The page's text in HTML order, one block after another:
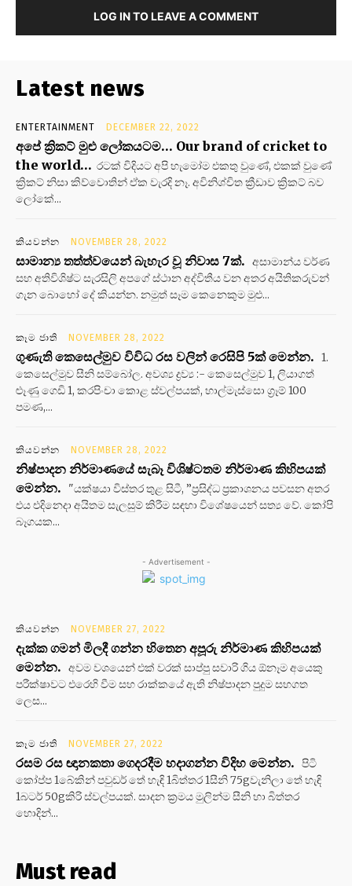
LOG IN TO LEAVE A COMMENT
Latest news
ENTERTAINMENT DECEMBER 22, 2022
අපේ ක්‍රිකට් මුළු ලෝකයටම… Our brand of cricket to
the world… රටක් විදියට අපි හැමෝම එකතු වුණේ, එකක් වුණේ
ක්‍රිකට් නිසා කිව්වොතින් ඒක වැරදි නෑ. අවිනිශ්චිත ක්‍රීඩාව ක්‍රිකට් බව
ලෝකේ...
කියවන්න NOVEMBER 28, 2022
සාමාන්‍ය තත්ත්වයෙන් බැහැර වූ නිවාස 7ක්. අසාමාන්ය වර්ණ
සහ අතිවිශිෂ්ට සැරසිලි අපගේ ස්ථාන අද්විතීය වන අතර අයිතිකරුවන්
ගැන බොහෝ දේ කියන්න. නමුත් සෑම කෙනෙකුම මුළු...
කෑම ජාති NOVEMBER 28, 2022
ගුණැති කෙසෙල්මුව විවිධ රස වලින් රෙසිපි 5ක් මෙන්න. 1.
කෙසෙල්මුව සීනි සම්බෝල. අවශ්‍ය ද්‍රව්‍ය :- කෙසෙල්මුව 1, ලියාගත්
ළූණු ගෙඩි 1, කරපිංචා කොළ ස්වල්පයක්, හාල්මැස්සො ග්‍රෑම් 100
පමණ,...
කියවන්න NOVEMBER 28, 2022
නිෂ්පාදන නිර්මාණයේ සැබෑ විශිෂ්ටතම නිර්මාණ කිහිපයක්
මෙන්න.
"යක්ෂයා විස්තර තුළ සිටී, ”ප්‍රසිද්ධ ප්‍රකාශනය පවසන අතර
එය එදිනෙදා අයිතම සැලසුම් කිරීම සඳහා විශේෂයෙන් සත්‍ය වේ. කෝපි
බෑගයක...
- Advertisement -
කියවන්න NOVEMBER 27, 2022
දැක්ක ගමන් මිලදී ගන්න හිතෙන අපූරු නිර්මාණ කිහිපයක්
මෙන්න. අවම වශයෙන් එක් වරක් සාප්පු සවාරි ගිය ඕනෑම අයෙකු
පරීක්ෂාවට එරෙහි වීම සහ රාක්කයේ ඇති නිෂ්පාදන පුදුම සහගත
ලෙස...
කෑම ජාති NOVEMBER 27, 2022
රසම රස ඥානකතා ගෙදරදීම හදාගන්න විදිහ මෙන්න. පිටි
කෝප්ප 1බේකින් පවුඩර් තේ හැඳි 1බිත්තර 1සීනි 75gවැනිලා තේ හැඳි
1බටර් 50gකිරි ස්වල්පයක්. සාදන ක්‍රමය මුලින්ම සීනි හා බිත්තර
හොදින්...
Must read